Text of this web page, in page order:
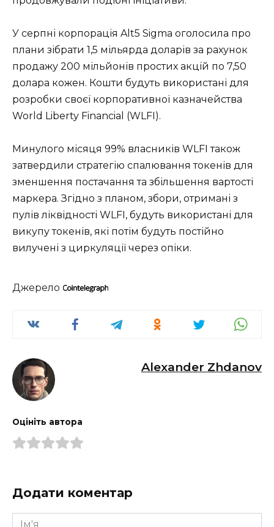
У серпні корпорація Alt5 Sigma оголосила про
плани зібрати 1,5 мільярда доларів за рахунок
продажу 200 мільйонів простих акцій по 7,50
долара кожен. Кошти будуть використані для
розробки своєї корпоративної казначейства
World Liberty Financial (WLFI).
Минулого місяця 99% власників WLFI також
затвердили стратегію спалювання токенів для
зменшення постачання та збільшення вартості
маркера. Згідно з планом, збори, отримані з
пулів ліквідності WLFI, будуть використані для
викупу токенів, які потім будуть постійно
вилучені з циркуляції через опіки.
Джерело
Alexander Zhdanov
Оцініть автора
Додати коментар
Ім'я